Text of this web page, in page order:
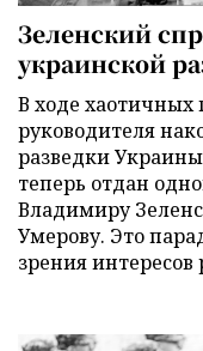
Зеленский
украинской
В ходе хаотичных
руководителя
разведки
теперь отдан
Владимиру
Умерову. Это
зрения интересов